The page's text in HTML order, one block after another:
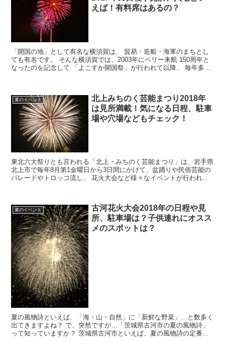
えば！有料席はあるの？
「開国の地」として有名な横須賀は、 貿易・造船・海軍のまちとし
ても有名です。 そんな横須賀では、2003年にペリー来航 150周年と
なったのを記念して 「よこすか開国祭」が行われて以降、 毎年多く
夏のイベント
北上みちのく芸能まつり2018年
は見所満載！気になる日程、駐車
場や穴場などもチェック！
東北六大祭りとも言われる「北上・みちのく芸能まつり」は、岩手県
北上市で毎年8月第1金曜日から3日間にかけて、盆踊りや民俗芸能の
パレードやトロッコ流し、 花火大会など様々なイベントが行われる
夏のイベント
古河花火大会2018年の日程や見
所、駐車場は？子供連れにオスス
メのスポットは？
夏の風物詩といえば、「海・山・自然」に「新鮮な野菜」…と数多く
出てきますよね？ で、突然ですが…「茨城県古河市の夏の風物詩」
って知っていますか？ 茨城県古河市といえば、夏の風物詩の定番の